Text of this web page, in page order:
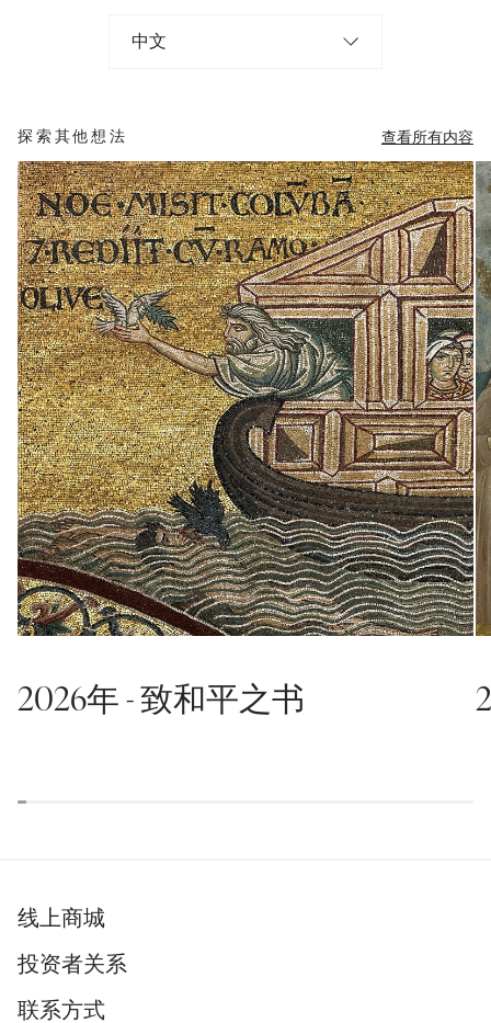
中文
探索其他想法 查看所有内容
2026年 - 致和平之书
线上商城
投资者关系
联系方式